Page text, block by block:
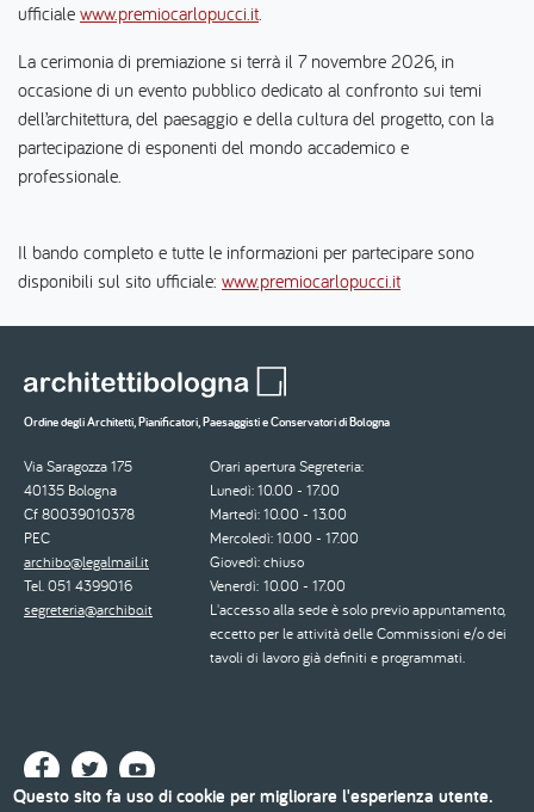
ufficiale www.premiocarlopucci.it.
La cerimonia di premiazione si terrà il 7 novembre 2026, in
occasione di un evento pubblico dedicato al confronto sui temi
dell’architettura, del paesaggio e della cultura del progetto, con la
partecipazione di esponenti del mondo accademico e
professionale.
Il bando completo e tutte le informazioni per partecipare sono
disponibili sul sito ufficiale: www.premiocarlopucci.it
Ordine degli Architetti, Pianificatori, Paesaggisti e Conservatori di Bologna
Via Saragozza 175
40135 Bologna
Cf 80039010378
PEC
archibo@legalmail.it
Tel. 051 4399016
segreteria@archibo.it
Orari apertura Segreteria:
Lunedì: 10.00 - 17.00
Martedì: 10.00 - 13.00
Mercoledì: 10.00 - 17.00
Giovedì: chiuso
Venerdì: 10.00 - 17.00
L'accesso alla sede è solo previo appuntamento,
eccetto per le attività delle Commissioni e/o dei
tavoli di lavoro già definiti e programmati.
Questo sito fa uso di cookie per migliorare l'esperienza utente.